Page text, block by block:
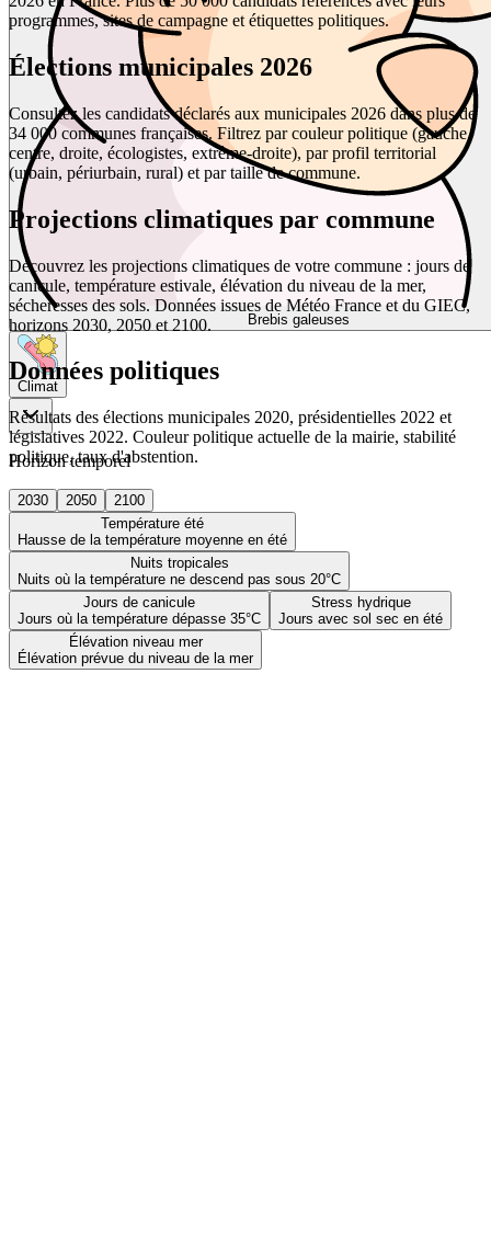
Brebis galeuses
Climat
Horizon temporel
2030 2050
2100
Température été
Hausse de la température moyenne en été
Nuits tropicales
Nuits où la température ne descend pas sous 20°C
Jours de canicule
Jours où la température dépasse 35°C
Stress hydrique
Jours avec sol sec en été
Élévation niveau mer
Élévation prévue du niveau de la mer
programmes, sites de campagne et étiquettes politiques.
Élections municipales 2026
Consultez les candidats déclarés aux municipales 2026 dans plus de
34 000 communes françaises. Filtrez par couleur politique (gauche,
centre, droite, écologistes, extrême-droite), par profil territorial
(urbain, périurbain, rural) et par taille de commune.
Projections climatiques par commune
Découvrez les projections climatiques de votre commune : jours de
canicule, température estivale, élévation du niveau de la mer,
sécheresses des sols. Données issues de Météo France et du GIEC,
horizons 2030, 2050 et 2100.
Données politiques
Résultats des élections municipales 2020, présidentielles 2022 et
législatives 2022. Couleur politique actuelle de la mairie, stabilité
politique, taux d'abstention.